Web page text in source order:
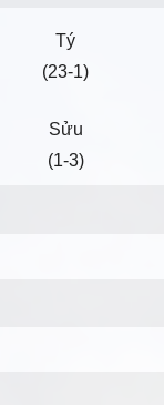
Tý
(23-1)
Sửu
(1-3)